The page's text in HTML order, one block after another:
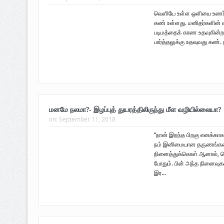
வெளியே உள்ள ஒளியை
கண் உள்ளது. மனிதர்களின்
படிமத்தைக் காண
பார்த்தலுக்கு உதவுவது
மனமே நலமா?- இழப்புத் துயரத்திலிருந்து மீள வழியில்லையா?
on: September 11, 2018
“நான் இறந்த பிறகு
நம் இனிமையான
நினைத்துக்கொள் ஆனால்,
போதும். பின் அந்த
இர...
மருத்துவர் உட்பட 473 பொதுமக்கள்
பலி; 722 பேர் படுகாயம் 21-04-2009